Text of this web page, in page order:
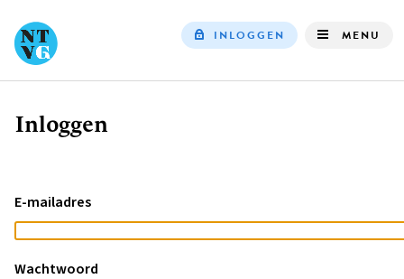
INLOGGEN MENU
Kruimelpad
Inloggen
E-mailadres
Wachtwoord